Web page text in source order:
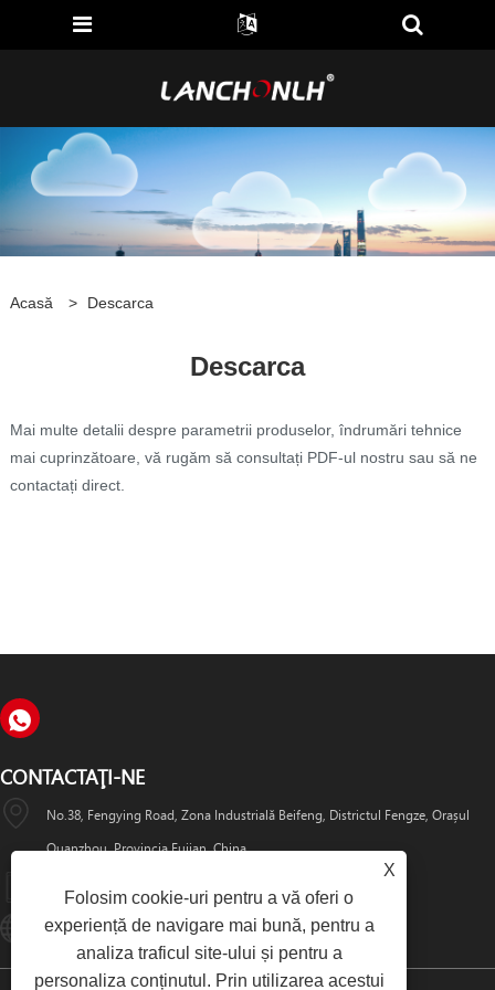
Acasă > Descarca
Descarca
Mai multe detalii despre parametrii produselor, îndrumări tehnice
mai cuprinzătoare, vă rugăm să consultați PDF-ul nostru sau să ne
contactați direct.
CONTACTAŢI-NE
No.38, Fengying Road, Zona Industrială Beifeng, Districtul Fengze, Orașul
Quanzhou, Provincia Fujian, China
+86-595-22777735
Qzlcdz@126.com
X
Folosim cookie-uri pentru a vă oferi o
experiență de navigare mai bună, pentru a
analiza traficul site-ului și pentru a
personaliza conținutul. Prin utilizarea acestui